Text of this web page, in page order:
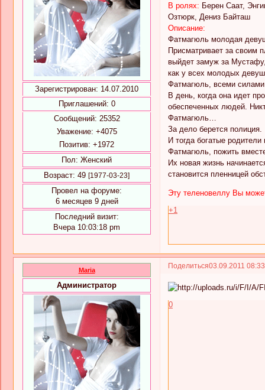
Зарегистрирован: 14.07.2010
Приглашений: 0
Сообщений: 25352
Уважение: +4075
Позитив: +1972
Пол: Женский
Возраст: 49 [1977-03-23]
Провел на форуме:
6 месяцев 9 дней
Последний визит:
Вчера 10:03:18 pm
В ролях: Берен Саат,
Озтюрк, Дениз Байташ
Описание:
Фатмагюль молодая
Присматривает за своим
выйдет замуж за
как у всех молодых
Фатмагюль, всеми
В день, когда она идет
обеспеченных людей.
Фатмагюль…
За дело берется полиция.
И тогда богатые
Фатмагюль, пожить
Их новая жизнь
становится пленницей
Эту теленовеллу Вы
+1
Поделиться03.09.2011
Maria
Администратор
0